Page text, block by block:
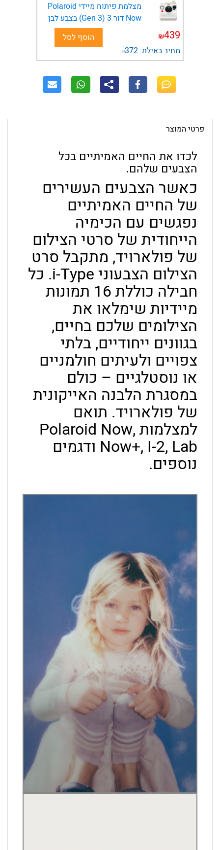
מצלמת פיתוח מיידי Polaroid
Now דור 3 (Gen 3) בצבע לבן
439
₪
מחיר באילת: 372
₪
הוסף לסל
פרטי המוצר
לכדו את החיים האמיתיים בכל
הצבעים שלהם.
כאשר הצבעים העשירים
של החיים האמיתיים
נפגשים עם הכימיה
הייחודית של סרטי הצילום
של פולארויד, מתקבל סרט
הצילום הצבעוני i-Type. כל
חבילה כוללת 16 תמונות
מיידיות שימלאו את
הצילומים שלכם בחיים,
בגוונים ייחודיים, בלתי
צפויים ולעיתים חולמניים
או נוסטלגיים – כולם
במסגרת הלבנה האייקונית
של פולארויד. תואם
למצלמות Polaroid Now,
Now+, I-2, Lab ודגמים
נוספים.